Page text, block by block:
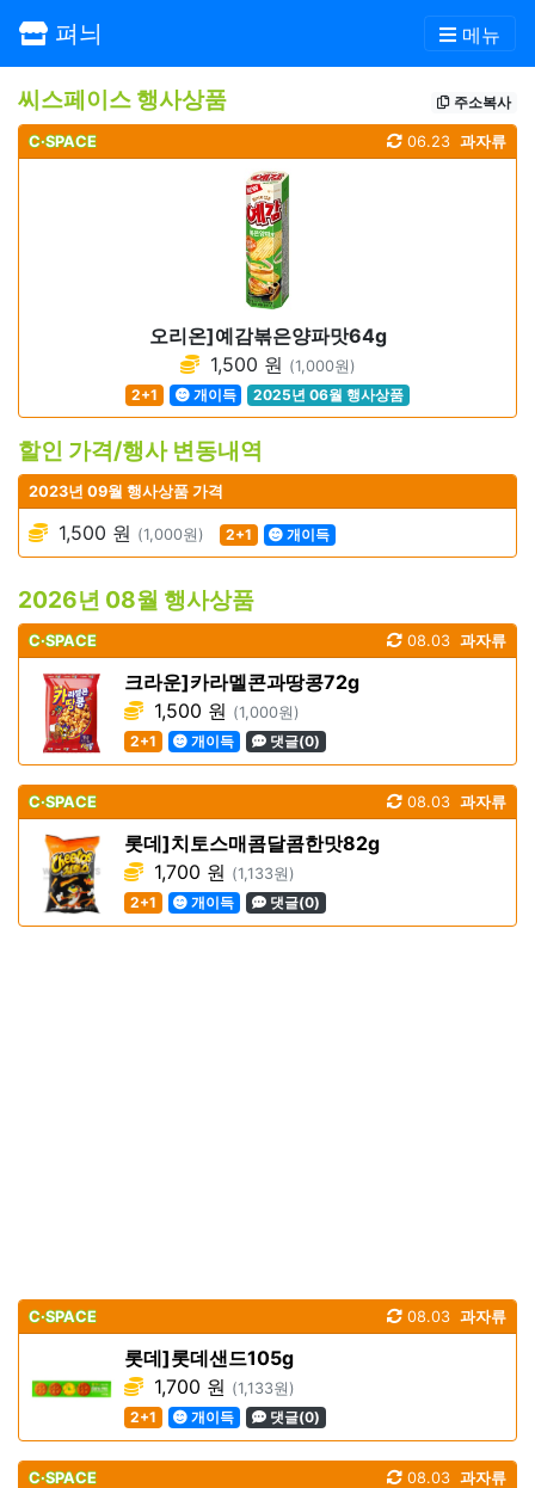
펴늬 메뉴
씨스페이스 행사상품 주소복사
C·SPACE 과자류
06.23
오리온]예감볶은양파맛64g
1,500 원 (1,000원)
2+1
개이득 2025년 06월 행사상품
할인 가격/행사 변동내역
2023년 09월 행사상품 가격
1,500 원 (1,000원) 2+1 개이득
2026년 08월 행사상품
C·SPACE 과자류
08.03
크라운]카라멜콘과땅콩72g
1,500 원 (1,000원)
2+1
개이득 댓글(0)
C·SPACE 과자류
08.03
롯데]치토스매콤달콤한맛82g
1,700 원 (1,133원)
2+1
개이득 댓글(0)
C·SPACE 과자류
08.03
롯데]롯데샌드105g
1,700 원 (1,133원)
2+1
개이득 댓글(0)
C·SPACE 과자류
08.03